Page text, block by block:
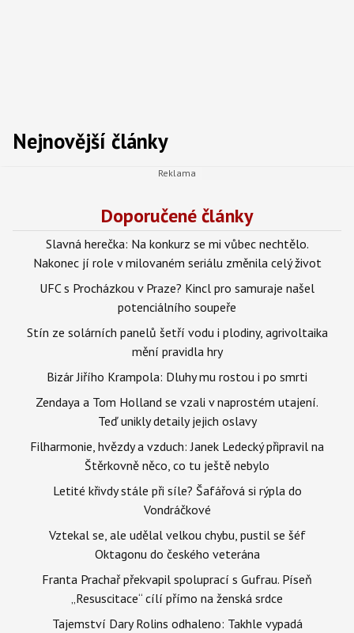
Nejnovější články
Doporučené články
Slavná herečka: Na konkurz se mi vůbec nechtělo.
Nakonec jí role v milovaném seriálu změnila celý život
UFC s Procházkou v Praze? Kincl pro samuraje našel
potenciálního soupeře
Stín ze solárních panelů šetří vodu i plodiny, agrivoltaika
mění pravidla hry
Bizár Jiřího Krampola: Dluhy mu rostou i po smrti
Zendaya a Tom Holland se vzali v naprostém utajení.
Teď unikly detaily jejich oslavy
Filharmonie, hvězdy a vzduch: Janek Ledecký připravil na
Štěrkovně něco, co tu ještě nebylo
Letité křivdy stále při síle? Šafářová si rýpla do
Vondráčkové
Vztekal se, ale udělal velkou chybu, pustil se šéf
Oktagonu do českého veterána
Franta Prachař překvapil spoluprací s Gufrau. Píseň
„Resuscitace“ cílí přímo na ženská srdce
Tajemství Dary Rolins odhaleno: Takhle vypadá